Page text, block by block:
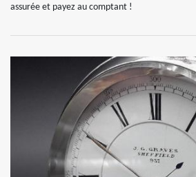
assurée et payez au comptant !